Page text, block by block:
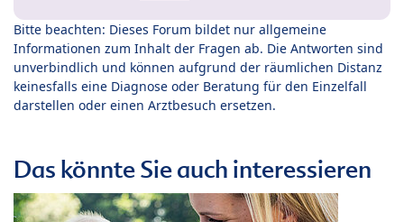
Bitte beachten: Dieses Forum bildet nur allgemeine
Informationen zum Inhalt der Fragen ab. Die Antworten sind
unverbindlich und können aufgrund der räumlichen Distanz
keinesfalls eine Diagnose oder Beratung für den Einzelfall
darstellen oder einen Arztbesuch ersetzen.
Das könnte Sie auch interessieren